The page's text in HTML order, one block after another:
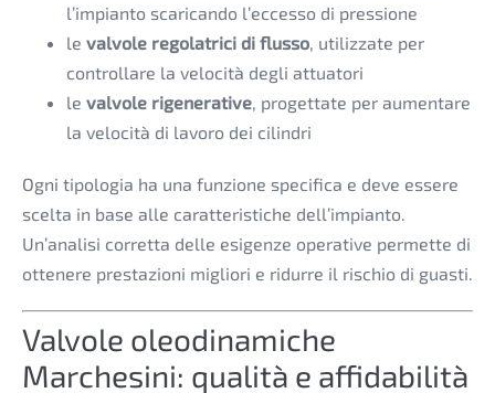
l’impianto scaricando l’eccesso di pressione
le valvole regolatrici di flusso , utilizzate per
controllare la velocità degli attuatori
le valvole rigenerative , progettate per aumentare
la velocità di lavoro dei cilindri
Ogni tipologia ha una funzione specifica e deve essere
scelta in base alle caratteristiche dell’impianto.
Un’analisi corretta delle esigenze operative permette di
ottenere prestazioni migliori e ridurre il rischio di guasti.
Valvole oleodinamiche
Marchesini: qualità e affidabilità